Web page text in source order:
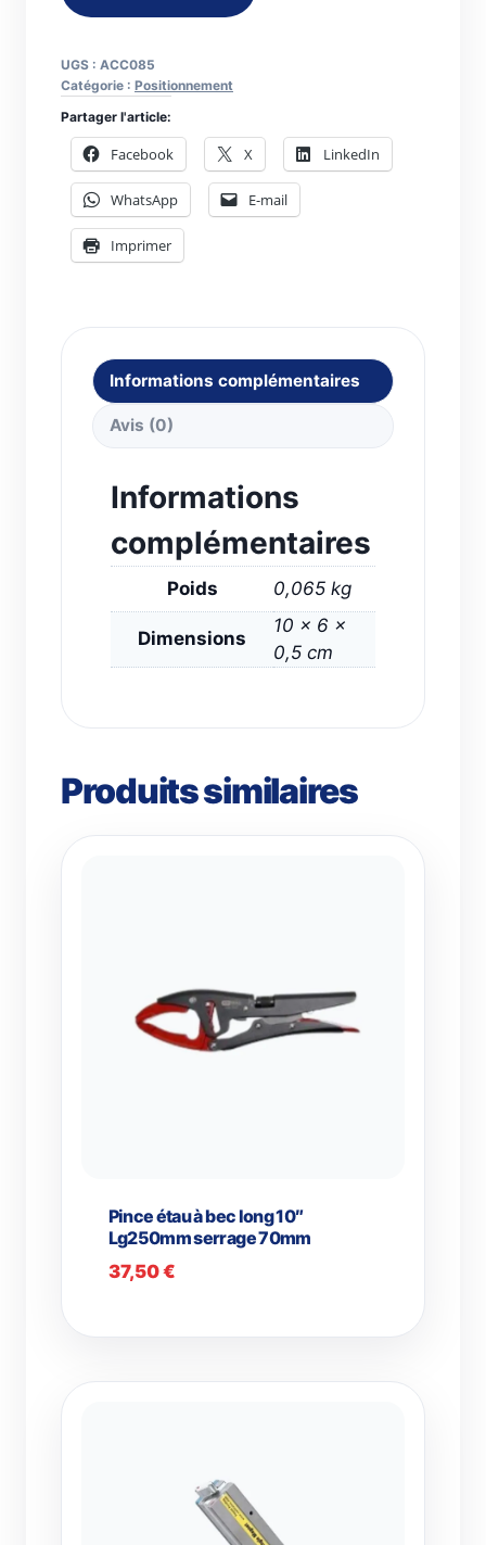
de
soudeur
Inox
UGS : ACC085
Catégorie : Positionnement
Partager l'article:
Facebook X LinkedIn
WhatsApp E-mail
Imprimer
Informations complémentaires
Avis (0)
Informations
complémentaires
Poids 0,065 kg
Dimensions
10 × 6 ×
0,5 cm
Produits similaires
Pince étau à bec long 10″
Lg250mm serrage 70mm
37,50€